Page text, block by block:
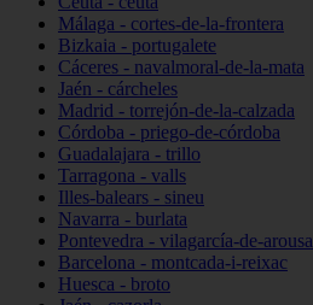
Málaga - cortes-de-la-frontera
Bizkaia - portugalete
Cáceres - navalmoral-de-la-mata
Jaén - cárcheles
Madrid - torrejón-de-la-calzada
Córdoba - priego-de-córdoba
Guadalajara - trillo
Tarragona - valls
Illes-balears - sineu
Navarra - burlata
Pontevedra - vilagarcía-de-arousa
Barcelona - montcada-i-reixac
Huesca - broto